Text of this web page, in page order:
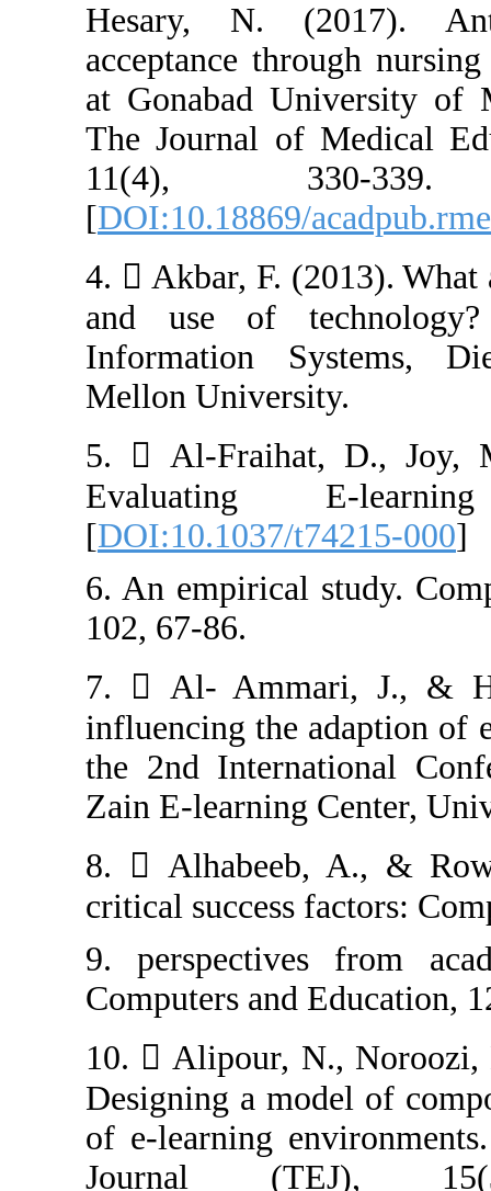
Hesary, N.
acceptance
at Gonabad
The Journal of
11(4),
[DOI:10.18869/
4.  Akbar, F.
and use of
Information
Mellon
5.  Al-
Evaluating
[DOI:10.1037/
6. An empirical
7.  Al-
influencing the
the 2nd
Zain E-learning
8. 
critical success
9.
Computers and
10.  Alipour,
Designing a
of e-learning
Journal